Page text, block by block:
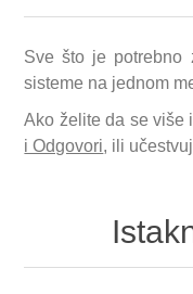
Sve što je potrebno
sisteme na jednom
Ako želite da se više
i Odgovori, ili